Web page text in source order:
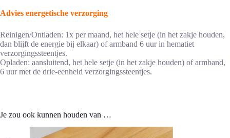
Advies energetische verzorging
Reinigen/Ontladen: 1x per maand, het hele setje (in het zakje houden,
dan blijft de energie bij elkaar) of armband 6 uur in hematiet
verzorgingssteentjes.
Opladen: aansluitend, het hele setje (in het zakje houden) of armband,
6 uur met de drie-eenheid verzorgingssteentjes.
Je zou ook kunnen houden van …